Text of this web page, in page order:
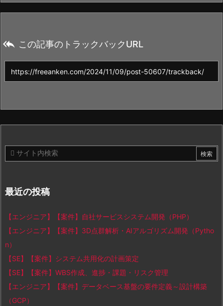
 この記事のトラックバックURL
最近の投稿
【エンジニア】【案件】自社サービスシステム開発（PHP）
【エンジニア】【案件】3D点群解析・AIアルゴリズム開発（Pytho
n）
【SE】【案件】システム共用化の計画策定
【SE】【案件】WBS作成、進捗・課題・リスク管理
【エンジニア】【案件】データベース基盤の要件定義～設計構築
（GCP）